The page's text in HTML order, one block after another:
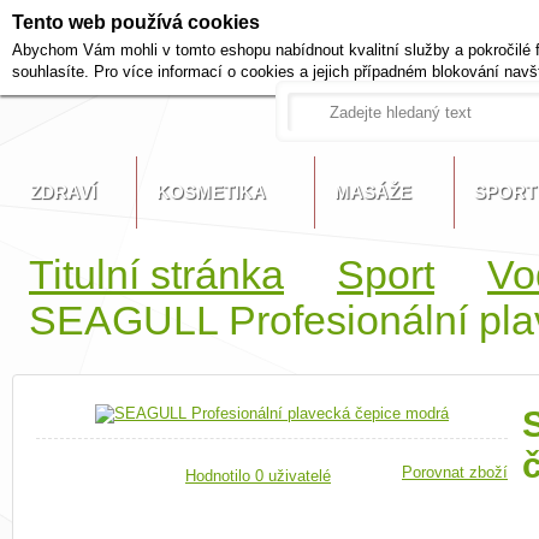
Titulní stránka Sport
SEAGULL Profesionální
Hodnotilo 0 uživatelé Porovnat zboží
Pracovní dny od 9 do 17
ZDRAVÍ KOSMETIKA MASÁŽE SPORT
Tento web používá cookies
Abychom Vám mohli v tomto eshopu nabídnout kvalitní služby a
souhlasíte. Pro více informací o cookies a jejich případném blokování